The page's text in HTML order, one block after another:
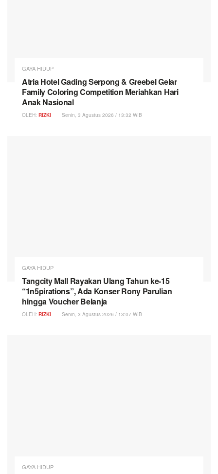
GAYA HIDUP
Atria Hotel Gading Serpong & Greebel Gelar
Family Coloring Competition Meriahkan Hari
Anak Nasional
OLEH: RIZKI Senin, 3 Agustus 2026 / 13:32 WIB
GAYA HIDUP
Tangcity Mall Rayakan Ulang Tahun ke-15
“1n5pirations”, Ada Konser Rony Parulian
hingga Voucher Belanja
OLEH: RIZKI Senin, 3 Agustus 2026 / 13:07 WIB
GAYA HIDUP